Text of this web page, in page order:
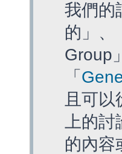
我們的
的」、
Group
「
且可以
上的
的內容